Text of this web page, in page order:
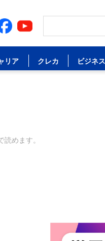
リア クレカ ビジネス
読めます。